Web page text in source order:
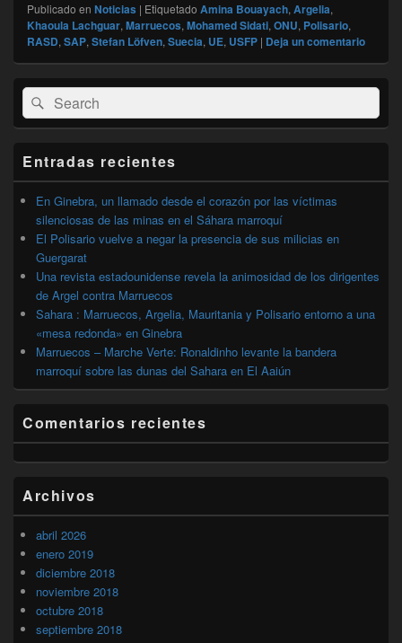
Publicado en Noticias | Etiquetado Amina Bouayach,Argelia,
Khaoula Lachguar,Marruecos,Mohamed Sidati,ONU, Polisario,
RASD,SAP,Stefan Löfven,Suecia, UE, USFP | Deja un comentario
El
área
de
lateral
primaria
Buscar
por:
Buscar
Entradas recientes
En Ginebra, un llamado desde el corazón por las víctimas
silenciosas de las minas en el Sáhara marroquí
El Polisario vuelve a negar la presencia de sus milicias en
Guergarat
Una revista estadounidense revela la animosidad de los dirigentes
de Argel contra Marruecos
Sahara : Marruecos, Argelia, Mauritania y Polisario entorno a una
«mesa redonda» en Ginebra
Marruecos – Marche Verte: Ronaldinho levante la bandera
marroquí sobre las dunas del Sahara en El Aaiún
Comentarios recientes
Archivos
abril 2026
enero 2019
diciembre 2018
noviembre 2018
octubre 2018
septiembre 2018